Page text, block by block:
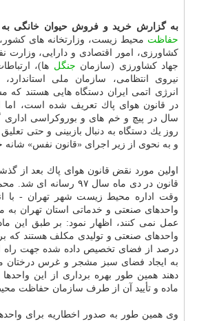
به گزارش خرید و فروش حیوان خانگی به
حفاظت محیط زیست، وزارتخانه های
كشاورزی، امور اقتصادی و دارایی، وزارت
جهاد كشاورزی (سازمان جنگل ها)،
نیروی انتظامی، سازمان ملی
انرژی اتمی ایران دستگاه هایی هستند كه
در قانون هوای پاك تعریف شده است، اما
سال در پیچ و خم های و بوروكراسی
روز یك دستگاه به دنبال بازبینی و حتی
و به نحوی از زیر اجرای «قانون نفس» شانه
اولین مورد نقض قانون هوای پاك بعد از
قانون در دی ماه سال ۹۷
وقت اداره محیط زیست شهر تهران - با
عمل نمی كنند، اظهار نمود: بر طبق این
درصد از فضای تخصیص داده شده جهت راه
به ایجاد فضای سبز مشجر و غرس درختان
دهند همین طور بهره برداری از این
ماده و تأیید آن از طرف سازمان حفاظت
وی همین طور به صدور اخطاریه برای